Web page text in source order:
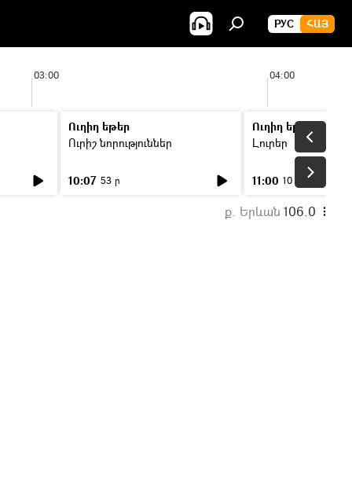
РУС ՀԱՅ
03:00 04:00
Ուղիղ եթեր
Ուրիշ նորություններ
10:07 53 ր
Ուղիղ եթեր
Լուրեր
11:00 10 ր
ք. Երևան 106.0